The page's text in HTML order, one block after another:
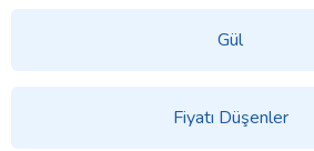
Gül
Fiyatı Düşenler